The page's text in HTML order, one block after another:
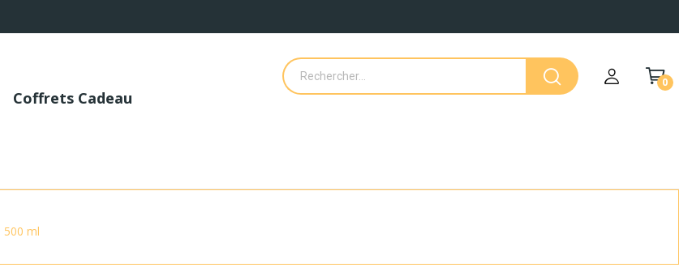
Coffrets Cadeau
0
500 ml